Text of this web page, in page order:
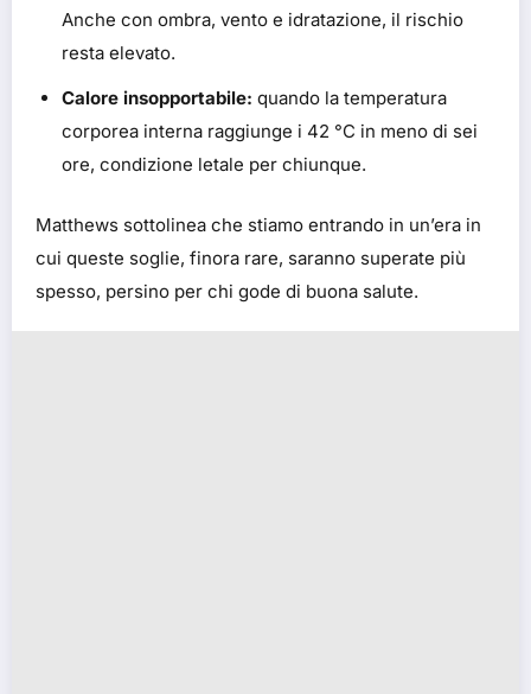
Anche con ombra, vento e idratazione, il rischio
resta elevato.
Calore insopportabile: quando la temperatura
corporea interna raggiunge i 42 °C in meno di sei
ore, condizione letale per chiunque.
Matthews sottolinea che stiamo entrando in un’era in
cui queste soglie, finora rare, saranno superate più
spesso, persino per chi gode di buona salute.